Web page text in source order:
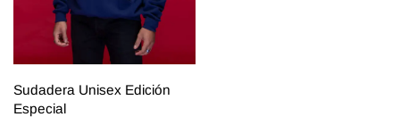
Sudadera Unisex Edición
Especial